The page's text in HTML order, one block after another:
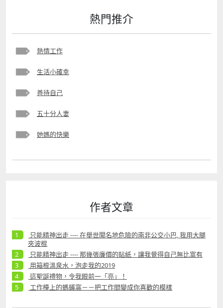
熱門推介
熱情工作
生活小確幸
善待自己
五十分人妻
她媽的快樂
作者文章
只能精神出走 ---- 在舉世聞名地危險的南非公交小巴, 我用大腿
夾波棍
只能精神出走 ---- 那幾張廉價的貼紙，讓我覺得自己無比富有
用箱根溫泉水，泡走我的2019
這聖誕禮物，令我眼前一「亮」！
工作檯上的螞蟻窩－－把工作間變成你喜歡的模樣